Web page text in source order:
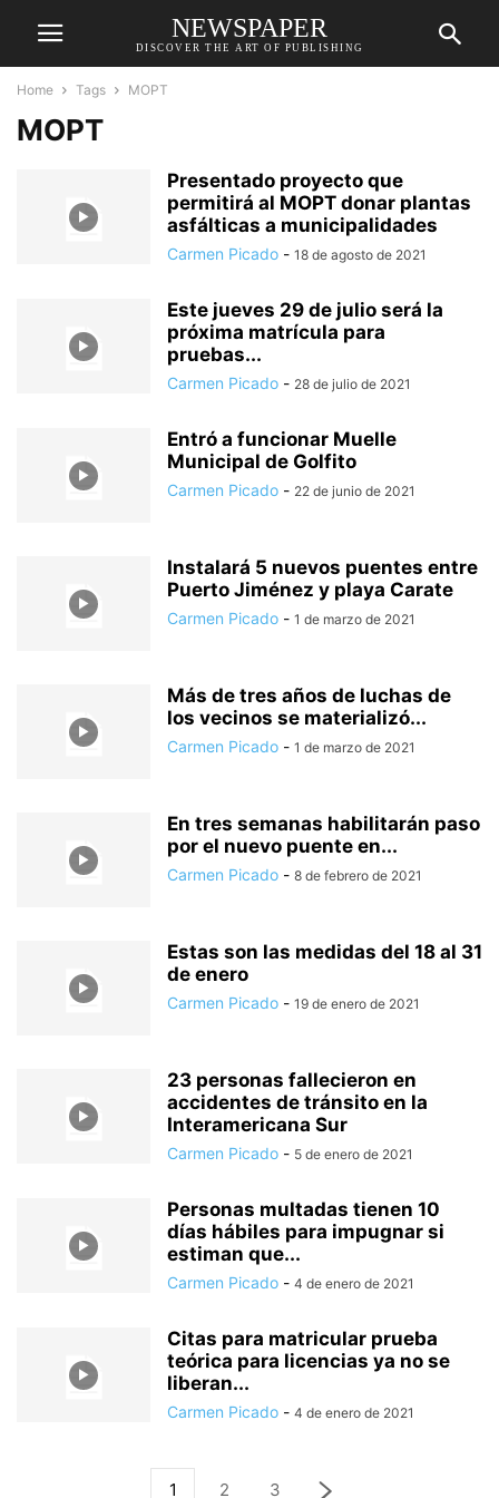
NEWSPAPER
DISCOVER THE ART OF PUBLISHING
Home Tags MOPT
MOPT
Presentado proyecto que
permitirá al MOPT donar plantas
asfálticas a municipalidades
Carmen Picado - 18 de agosto de 2021
Este jueves 29 de julio será la
próxima matrícula para
pruebas...
Carmen Picado - 28 de julio de 2021
Entró a funcionar Muelle
Municipal de Golfito
Carmen Picado - 22 de junio de 2021
Instalará 5 nuevos puentes entre
Puerto Jiménez y playa Carate
Carmen Picado - 1 de marzo de 2021
Más de tres años de luchas de
los vecinos se materializó...
Carmen Picado - 1 de marzo de 2021
En tres semanas habilitarán paso
por el nuevo puente en...
Carmen Picado - 8 de febrero de 2021
Estas son las medidas del 18 al 31
de enero
Carmen Picado - 19 de enero de 2021
23 personas fallecieron en
accidentes de tránsito en la
Interamericana Sur
Carmen Picado - 5 de enero de 2021
Personas multadas tienen 10
días hábiles para impugnar si
estiman que...
Carmen Picado - 4 de enero de 2021
Citas para matricular prueba
teórica para licencias ya no se
liberan...
Carmen Picado - 4 de enero de 2021
1 2 3